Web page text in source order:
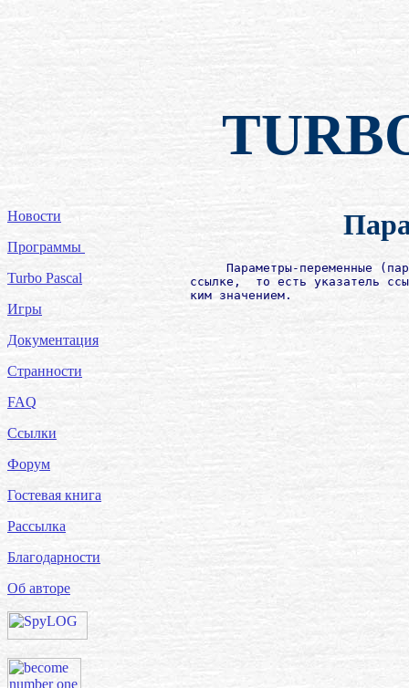
Новости
Программы
Turbo Pascal
Игры
Документация
Странности
FAQ
Ссылки
Форум
Гостевая книга
Рассылка
Благодарности
Об авторе
Параметры-переменные
ссылке,  то есть указатель